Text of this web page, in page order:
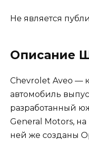
Не является
Описание
Chevrolet Aveo —
автомобиль
разработанный
General Motors,
ней же созданы